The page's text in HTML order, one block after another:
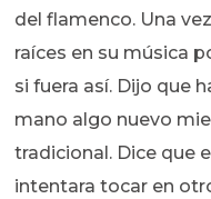
del flamenco. Una
raíces en su música
si fuera así. Dijo que
mano algo nuevo
tradicional. Dice que
intentara tocar en